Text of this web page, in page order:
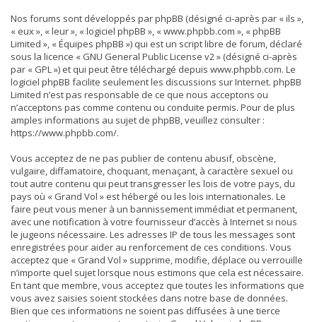
Nos forums sont développés par phpBB (désigné ci-après par « ils »,
« eux », « leur », « logiciel phpBB », « www.phpbb.com », « phpBB
Limited », « Équipes phpBB ») qui est un script libre de forum, déclaré
sous la licence « GNU General Public License v2» (désigné ci-après
par « GPL ») et qui peut être téléchargé depuis www.phpbb.com. Le
logiciel phpBB facilite seulement les discussions sur Internet. phpBB
Limited n’est pas responsable de ce que nous acceptons ou
n’acceptons pas comme contenu ou conduite permis. Pour de plus
amples informations au sujet de phpBB, veuillez consulter :
https://www.phpbb.com/.
Vous acceptez de ne pas publier de contenu abusif, obscène,
vulgaire, diffamatoire, choquant, menaçant, à caractère sexuel ou
tout autre contenu qui peut transgresser les lois de votre pays, du
pays où « Grand Vol » est hébergé ou les lois internationales. Le
faire peut vous mener à un bannissement immédiat et permanent,
avec une notification à votre fournisseur d’accès à Internet si nous
le jugeons nécessaire. Les adresses IP de tous les messages sont
enregistrées pour aider au renforcement de ces conditions. Vous
acceptez que « Grand Vol » supprime, modifie, déplace ou verrouille
n’importe quel sujet lorsque nous estimons que cela est nécessaire.
En tant que membre, vous acceptez que toutes les informations que
vous avez saisies soient stockées dans notre base de données.
Bien que ces informations ne soient pas diffusées à une tierce